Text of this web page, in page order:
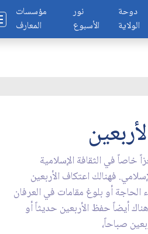
مؤسسات
المعارف
نور
الأسبوع
دوحة
الولاية
خاصاً في الثقافة الإسلامية
فهنالك اعتكاف الأربعين
أو بلوغ مقامات في العرفان
أيضاً حفظ الأربعين حديثاً أو
صباحاً،